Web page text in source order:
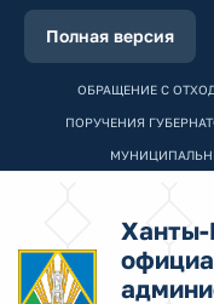
Полная версия
ОБРАЩЕНИЕ С
ПОРУЧЕНИЯ
Ханты-